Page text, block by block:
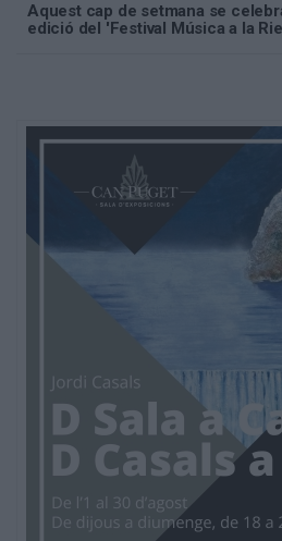
Aquest cap de setmana se
edició del 'Festival Música a la